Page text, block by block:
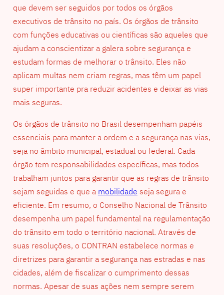
que devem ser seguidos por todos os órgãos
executivos de trânsito no país. Os órgãos de trânsito
com funções educativas ou científicas são aqueles que
ajudam a conscientizar a galera sobre segurança e
estudam formas de melhorar o trânsito. Eles não
aplicam multas nem criam regras, mas têm um papel
super importante pra reduzir acidentes e deixar as vias
mais seguras.
Os órgãos de trânsito no Brasil desempenham papéis
essenciais para manter a ordem e a segurança nas vias,
seja no âmbito municipal, estadual ou federal. Cada
órgão tem responsabilidades específicas, mas todos
trabalham juntos para garantir que as regras de trânsito
sejam seguidas e que a mobilidade seja segura e
eficiente. Em resumo, o Conselho Nacional de Trânsito
desempenha um papel fundamental na regulamentação
do trânsito em todo o território nacional. Através de
suas resoluções, o CONTRAN estabelece normas e
diretrizes para garantir a segurança nas estradas e nas
cidades, além de fiscalizar o cumprimento dessas
normas. Apesar de suas ações nem sempre serem